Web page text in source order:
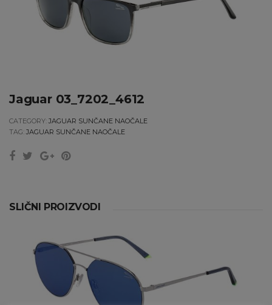
Jaguar 03_7202_4612
CATEGORY: JAGUAR SUNČANE NAOČALE
TAG: JAGUAR SUNČANE NAOČALE
SLIČNI PROIZVODI